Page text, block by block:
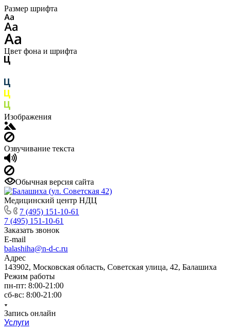
Размер шрифта
Цвет фона и шрифта
Изображения
Озвучивание текста
Обычная версия сайта
Медицинский центр НДЦ
7 (495) 151-10-61
7 (495) 151-10-61
Заказать звонок
E-mail
balashiha@n-d-c.ru
Адрес
143902, Московская область, Советская улица, 42, Балашиха
Режим работы
пн-пт: 8:00-21:00
сб-вс: 8:00-21:00
Запись онлайн
Услуги